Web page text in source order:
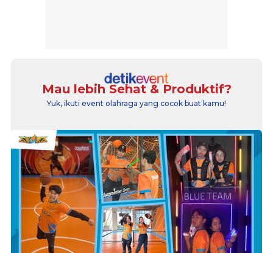
Mau lebih Sehat & Produktif?
Yuk, ikuti event olahraga yang cocok buat kamu!